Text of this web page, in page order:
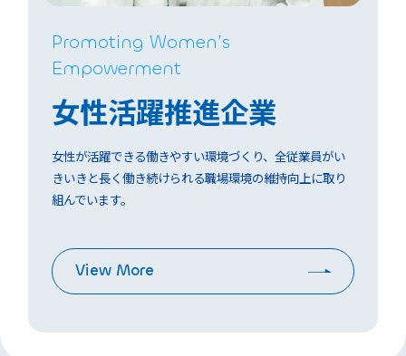
Promoting Women’s
Empowerment
女性活躍推進企業
女性が活躍できる働きやすい環境づくり、全従業員がい
きいきと長く働き続けられる職場環境の維持向上に取り
組んでいます。
View More